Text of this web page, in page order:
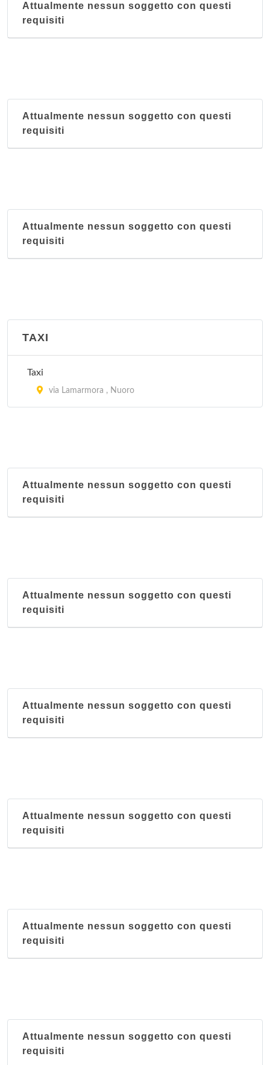
Attualmente nessun soggetto con questi
requisiti
Attualmente nessun soggetto con questi
requisiti
Attualmente nessun soggetto con questi
requisiti
TAXI
Taxi
via Lamarmora , Nuoro
Attualmente nessun soggetto con questi
requisiti
Attualmente nessun soggetto con questi
requisiti
Attualmente nessun soggetto con questi
requisiti
Attualmente nessun soggetto con questi
requisiti
Attualmente nessun soggetto con questi
requisiti
Attualmente nessun soggetto con questi
requisiti